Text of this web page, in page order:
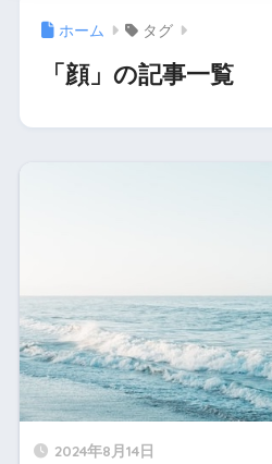
ホーム タグ
「顔」の記事一覧
2024年8月14日